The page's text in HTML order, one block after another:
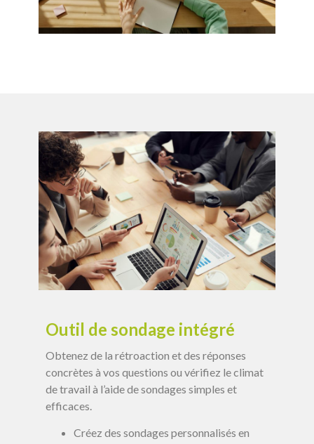
Outil de sondage intégré
Obtenez de la rétroaction et des réponses
concrètes à vos questions ou vérifiez le climat
de travail à l’aide de sondages simples et
efficaces.
Créez des sondages personnalisés en